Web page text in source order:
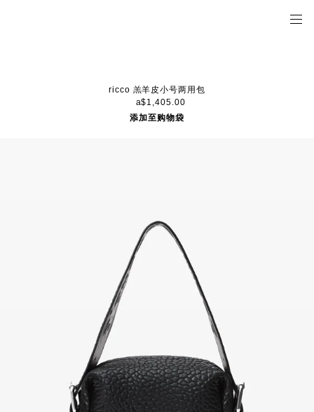
ricco 羔羊皮小号两用包
a$1,405.00
添加至购物袋